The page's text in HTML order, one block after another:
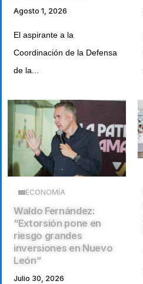
Agosto 1, 2026
El aspirante a la
Coordinación de la Defensa
de la...
ECONOMÍA
Waldo Fernández:
“Extorsión pone en
riesgo grandes
inversiones en Nuevo
León”
Julio 30, 2026